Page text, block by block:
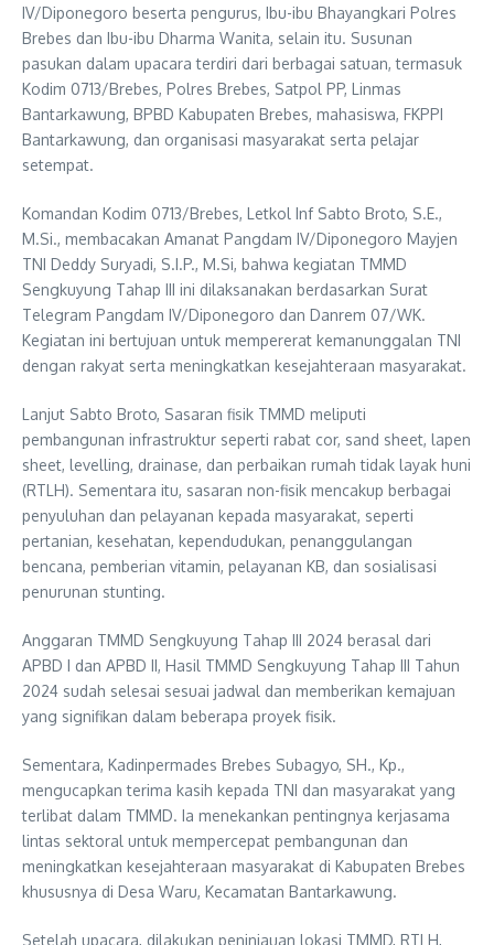
IV/Diponegoro beserta pengurus, Ibu-ibu Bhayangkari Polres
Brebes dan Ibu-ibu Dharma Wanita, selain itu. Susunan
pasukan dalam upacara terdiri dari berbagai satuan, termasuk
Kodim 0713/Brebes, Polres Brebes, Satpol PP, Linmas
Bantarkawung, BPBD Kabupaten Brebes, mahasiswa, FKPPI
Bantarkawung, dan organisasi masyarakat serta pelajar
setempat.
Komandan Kodim 0713/Brebes, Letkol Inf Sabto Broto, S.E.,
M.Si., membacakan Amanat Pangdam IV/Diponegoro Mayjen
TNI Deddy Suryadi, S.I.P., M.Si, bahwa kegiatan TMMD
Sengkuyung Tahap III ini dilaksanakan berdasarkan Surat
Telegram Pangdam IV/Diponegoro dan Danrem 07/WK.
Kegiatan ini bertujuan untuk mempererat kemanunggalan TNI
dengan rakyat serta meningkatkan kesejahteraan masyarakat.
Lanjut Sabto Broto, Sasaran fisik TMMD meliputi
pembangunan infrastruktur seperti rabat cor, sand sheet, lapen
sheet, levelling, drainase, dan perbaikan rumah tidak layak huni
(RTLH). Sementara itu, sasaran non-fisik mencakup berbagai
penyuluhan dan pelayanan kepada masyarakat, seperti
pertanian, kesehatan, kependudukan, penanggulangan
bencana, pemberian vitamin, pelayanan KB, dan sosialisasi
penurunan stunting.
Anggaran TMMD Sengkuyung Tahap III 2024 berasal dari
APBD I dan APBD II, Hasil TMMD Sengkuyung Tahap III Tahun
2024 sudah selesai sesuai jadwal dan memberikan kemajuan
yang signifikan dalam beberapa proyek fisik.
Sementara, Kadinpermades Brebes Subagyo, SH., Kp.,
mengucapkan terima kasih kepada TNI dan masyarakat yang
terlibat dalam TMMD. Ia menekankan pentingnya kerjasama
lintas sektoral untuk mempercepat pembangunan dan
meningkatkan kesejahteraan masyarakat di Kabupaten Brebes
khususnya di Desa Waru, Kecamatan Bantarkawung.
Setelah upacara, dilakukan peninjauan lokasi TMMD, RTLH,